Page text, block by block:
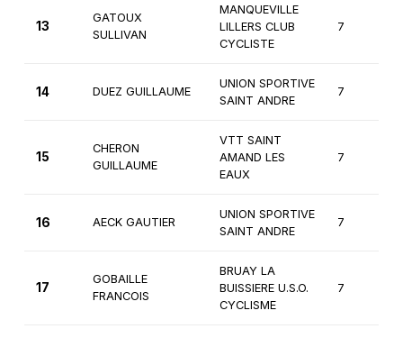
13
GATOUX
SULLIVAN
MANQUEVILLE
LILLERS CLUB
CYCLISTE
7
14 DUEZ GUILLAUME
UNION SPORTIVE
SAINT ANDRE
7
15
CHERON
GUILLAUME
VTT SAINT
AMAND LES
EAUX
7
16 AECK GAUTIER
UNION SPORTIVE
SAINT ANDRE
7
17
GOBAILLE
FRANCOIS
BRUAY LA
BUISSIERE U.S.O.
CYCLISME
7